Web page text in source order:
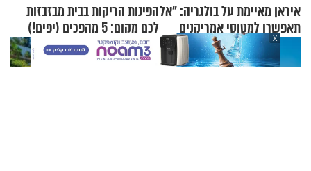
איראן מאיימת על בולגריה: "אל
תאפשרו למטוסי אמריקנים
להמריא מהשטח שלכם"
הפינות הריקות בבית מבזבזות
לכם מקום: 5 מהפכים (יפים!)
שאפשר לעשות כבר היום
X